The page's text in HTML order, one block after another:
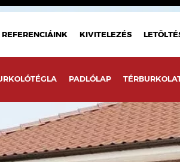
REFERENCIÁINK KIVITELEZÉS
PADLÓLAP